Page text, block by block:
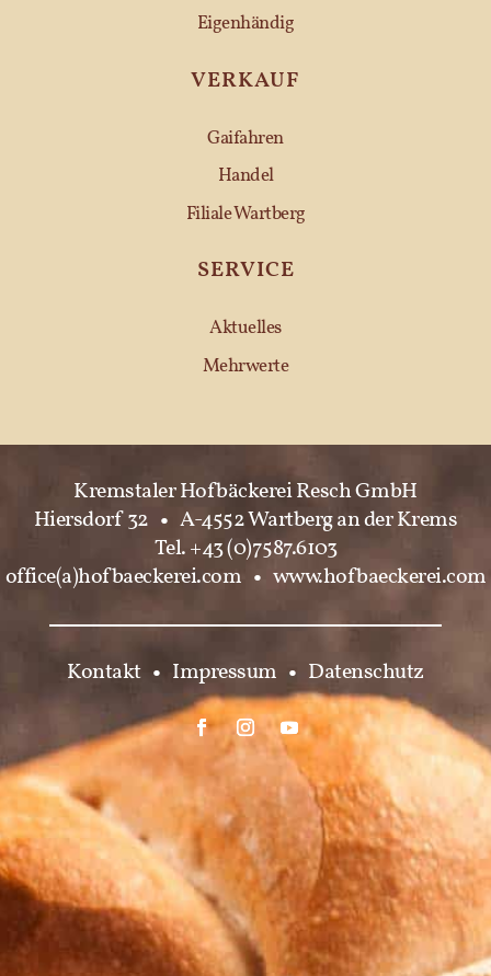
Eigenhändig
VERKAUF
Gaifahren
Handel
Filiale Wartberg
SERVICE
Aktuelles
Mehrwerte
Kremstaler Hofbäckerei Resch GmbH
Hiersdorf 32 • A-4552 Wartberg an der Krems
Tel. +43 (0)7587.6103
office(a)hofbaeckerei.com • www.hofbaeckerei.com
Kontakt • Impressum • Datenschutz